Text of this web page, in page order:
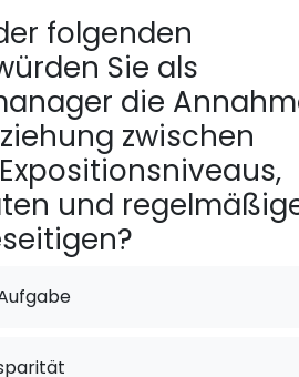
folgenden
Sie als
die
zwischen
und